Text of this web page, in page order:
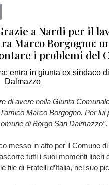
a Nardi per il
Marco Borgogno:
i problemi del
di avere nella Giunta
Marco Borgogno. Per lui
di Borgo San Dalmazzo”.
messo in atto per il Comune
tutti i suoi momenti liberi
file di Fratelli d’Italia, nel suo